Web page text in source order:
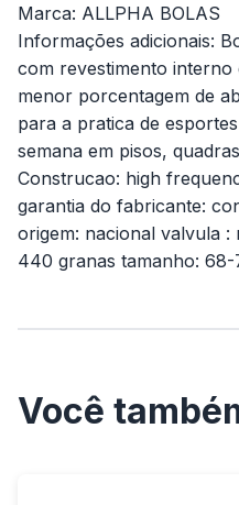
Marca: ALLPHA BOLAS
Informações adicionais:
com revestimento
menor porcentagem de
para a pratica de
semana em pisos,
Construcao: high
garantia do fabricante:
origem: nacional valvula
440 granas tamanho: 68-
Você